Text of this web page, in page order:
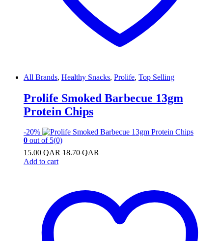
All Brands, Healthy Snacks, Prolife, Top Selling
Prolife Smoked Barbecue 13gm
Protein Chips
-20%
0 out of 5(0)
15.00 QAR 18.70QAR
Add to cart